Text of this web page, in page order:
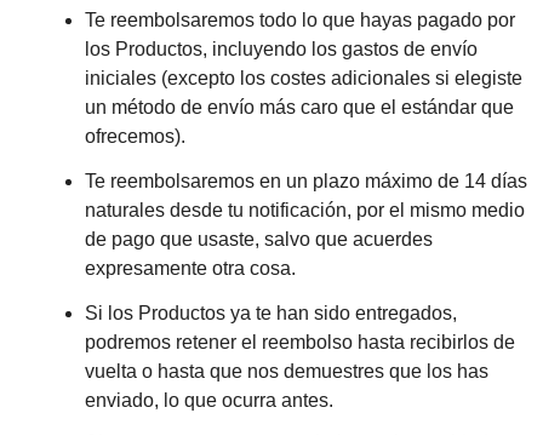
Te reembolsaremos todo lo que hayas pagado por
los Productos, incluyendo los gastos de envío
iniciales (excepto los costes adicionales si elegiste
un método de envío más caro que el estándar que
ofrecemos).
Te reembolsaremos en un plazo máximo de 14 días
naturales desde tu notificación, por el mismo medio
de pago que usaste, salvo que acuerdes
expresamente otra cosa.
Si los Productos ya te han sido entregados,
podremos retener el reembolso hasta recibirlos de
vuelta o hasta que nos demuestres que los has
enviado, lo que ocurra antes.